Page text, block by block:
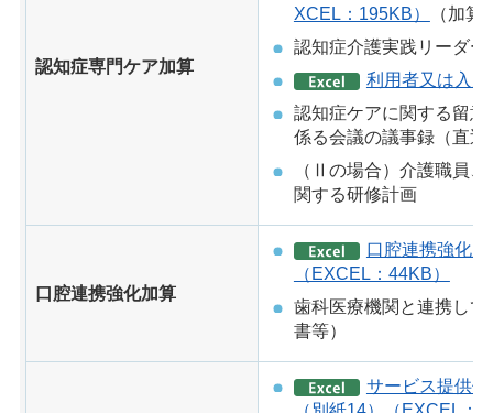
認知症専門ケア加算
XCEL：195KB）
（加
認知症介護実践リーダー
利用者又は入
認知症ケアに関する留
係る会議の議事録（直近
（Ⅱの場合）介護職員
関する研修計画
口腔連携強化加算
口腔連携強化
（EXCEL：44KB）
歯科医療機関と連携し
書等）
サービス提供